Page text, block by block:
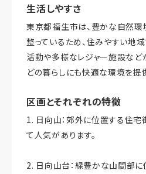
生活しやすさ
東京都福生市は、豊かな自然
整っているため、住みやすい地
活動や多様なレジャー施設など
どの暮らしにも快適な環境を提
区画とそれぞれの特徴
1. 日向山：郊外に位置する住宅
て人気があります。
2. 日向山台：緑豊かな山間部に